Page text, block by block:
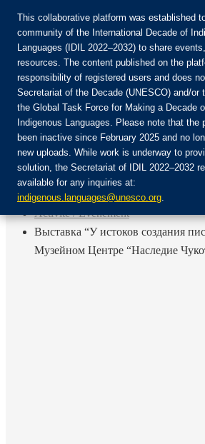
Rejoignez la communauté :
Login
FR
EN
ES
RU
Accueil
Activité / Événement
Выставка “У истоков создания
Музейном Центре “Наследие
This collaborative platform was established
community of the International Decade of
Languages (IDIL 2022–2032) to share
resources. The content published on the
responsibility of registered users and does
Secretariat of the Decade (UNESCO) and/or
the Global Task Force for Making a Decade
Indigenous Languages. Please note that the
been inactive since February 2025 and no
new uploads. While work is underway to
solution, the Secretariat of IDIL 2022–2032
available for any inquiries at:
indigenous.languages@unesco.org.